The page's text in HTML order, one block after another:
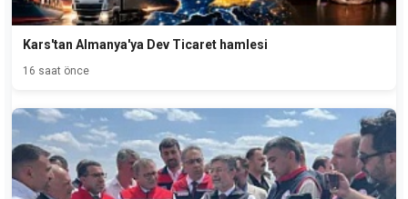
Kars'tan Almanya'ya Dev Ticaret hamlesi
16 saat önce